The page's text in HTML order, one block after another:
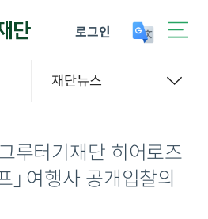
로그인
재단뉴스
루터기재단 히어로즈
」 여행사 공개입찰의